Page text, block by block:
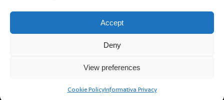
Accept
Deny
View preferences
Cookie PolicyInformativa Privacy
Copyright @2019 | by Crivle